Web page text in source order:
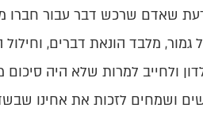
שאדם שרכש דבר עבור חברו
גמור, מלבד הונאת דברים,
ולחייב למרות שלא היה
ושמחים לזכות את אחינו